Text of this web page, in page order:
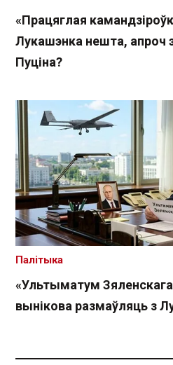
«Працяглая
Лукашэнка нешта, апроч
Пуціна?
«Ультыматум
вынікова размаўляць з
Палітыка